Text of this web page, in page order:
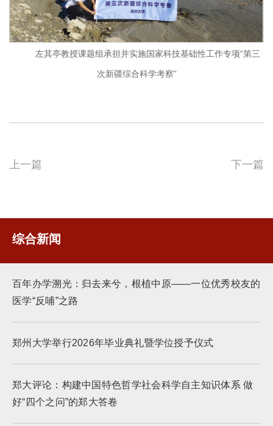
左其亭教授课题组承担并实施国家科技基础性工作专项“第三
次新疆综合科学考察”
上一篇 下一篇
综合新闻
百年办学溯光：归去来兮，根植中原——一位优秀校友的
医学“反哺”之路
郑州大学举行2026年毕业典礼暨学位授予仪式
郑大评论：构建中国特色哲学社会科学自主知识体系 做
好“四个之问”的郑大答卷